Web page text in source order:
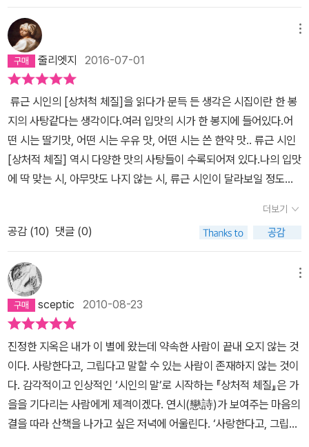
망받는 사람이었다는 얘기 읽고, 그렇다면 그의 시를 읽어봐야지 하
는 어떤 의무감 같은 것이 들었고... 검색해 보니, 시집이 두 권인데...
그래도 먼저 출간한 시집을 읽어야지 하는 생각에 골라 읽은 시집. 읽
으면서 이상하게 요즘 젊은 시인들과는 많이 다르다는 생각. 하긴 시
집에 보면 '86학번, 일몰학과'와 '86학번, 황사학과'라는 시가 있는
걸로 봐선 시집이 2010년에 나왔지만 그는 요즘의 젊은 시인들과는
경험치가 다르다고 할 수 있다. 그것은 표현에서도 다를 수 있다는 얘
긴데... 이상하게 기교가 없는 듯한 시들이 모여 있는데, 어떤 기교가
느껴진다. 그냥 자유롭게 풀어놓고 있는 듯하지만 무언가 자꾸 생각
하게 만든다. 이것이 그의 시가 지닌 매력일지도 모른다는 생각을 한
다. 난해시 운운하는, 실험주의 시 운운하는 그런 시대에 그의 시는 어
쩌면 과거의 시들을 떠올리게 하는지도 모른다. 나는 (나만 그런지
명파'라는 말이 떠올랐다. 그들의 시를 제대로 읽고 감상하지도 못했
으면서 시험에 나오니 서정주, 유치환은 생명파 시인, 생명의 본능과
의지를 노래한 시인 어쩌구 저쩌구 하면서 시험용 공부를 했던. 그러
다 조금 나이들어 읽어보면서 왜 생명파라고 했는지 어렴풋이 느낄
수 있었던 그런 시들... 그런 느낌을 류근의 시집을 읽으며 느꼈다. 어
쩌면 생명 또는 삶을 날것 그대로 선명하게 표현하고 있다고 해야 하
나. 격동의 80년대 대학을 다녔으면서도 사회적 문제를 다루지 않는
다. 그것은 그냥 그의 주변에 머물 뿐이다. 오로지 그의 시에는 자신만
있다. 자신의 감정, 자신의 경험, 자신의 욕망, 자신의 본능, 이런 것들
줄리엣지 2016-07-01
류근 시인의 [상처척 체질]을 읽다가 문득 든 생각은 시집이란 한 봉
지의 사탕같다는 생각이다.여러 입맛의 시가 한 봉지에 들어있다.어
떤 시는 딸기맛, 어떤 시는 우유 맛, 어떤 시는 쓴 한약 맛.. 류근 시인
[상처적 체질] 역시 다양한 맛의 사탕들이 수록되어져 있다.나의 입맛
에 딱 맞는 시, 아무맛도 나지 않는 시, 류근 시인이 달라보일 정도로
'공무도하가'등을 말하지만내가 가장 맘에 들었던 시는 '獨酌'이었
다.'獨酌'을 읽고 한동안 페이지를 넘기지 못하고 읽고 또 읽고 음미
해보고.. 내가 너무나 좋아하는 맛이었다.오래도록 입에 물고 있었다.
사탕을 한입에 몽땅 넣고 먹으면 맛을 알 수 없듯이시집을 다 읽어다
고 해서 그 시집에 있는 시들에 대해서 말할 수는 없다. 오래도록 옆에
두고 맘이 심심할 때, 맘이 우울할 때,맘이 아프다할 때, 맘이 단맛을
먹고 싶다 할 때 하나하나 읽을 것이다.그리고 그 맛을 즐길것이다.시
인의 말...진정한 지옥은 내가 이 별에 왔는데약속한 사람이 끝내 오지
않는 것이다.사랑한다고,그립다고 말할 수 있는 사람이 존재하지 않
는 것이다..역시..류근 시인은 멋진 시인이었다..매력적일 만큼..
더보기
공감 (10) 댓글 (0)
sceptic 2010-08-23
진정한 지옥은 내가 이 별에 왔는데 약속한 사람이 끝내 오지 않는 것
이다. 사랑한다고, 그립다고 말할 수 있는 사람이 존재하지 않는 것이
다. 감각적이고 인상적인 ‘시인의 말’로 시작하는 『상처적 체질』은 가
을을 기다리는 사람에게 제격이겠다. 연시(戀詩)가 보여주는 마음의
결을 따라 산책을 나가고 싶은 저녁에 어울린다. ‘사랑한다고, 그립다